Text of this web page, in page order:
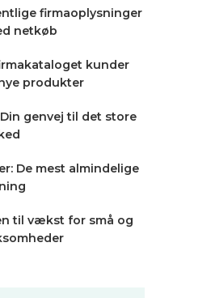
firmaoplysninger
netkøb
kunder
produkter
genvej til det store
De mest almindelige
til vækst for små og